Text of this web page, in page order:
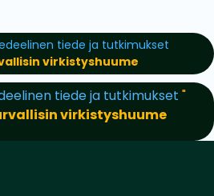
tiede ja tutkimukset
virkistyshuume
tiede ja tutkimukset "
virkistyshuume